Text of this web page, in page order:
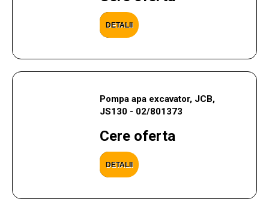
DETALII
Pompa apa excavator, JCB,
JS130 - 02/801373
Cere oferta
DETALII